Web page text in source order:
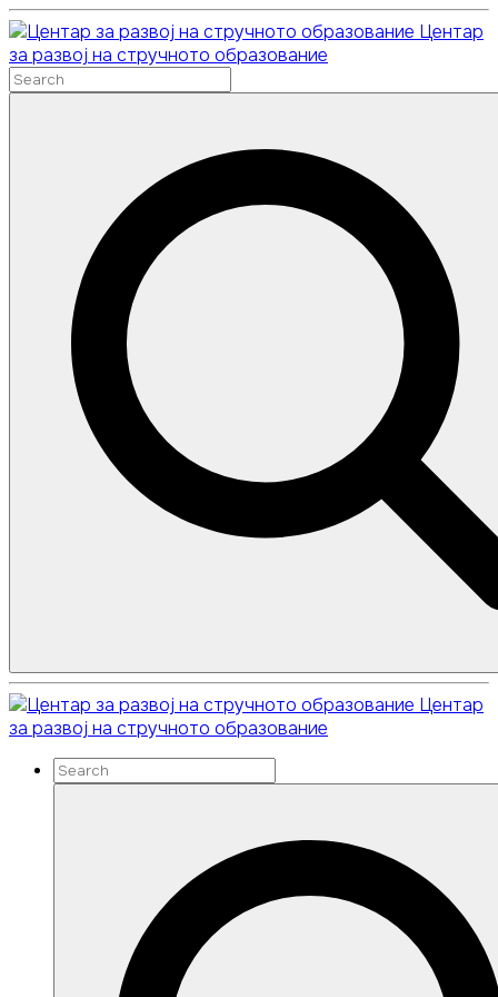
Skip
to
content
Центар
за развој на стручното образование
Search
Search
for:
Центар
за развој на стручното образование